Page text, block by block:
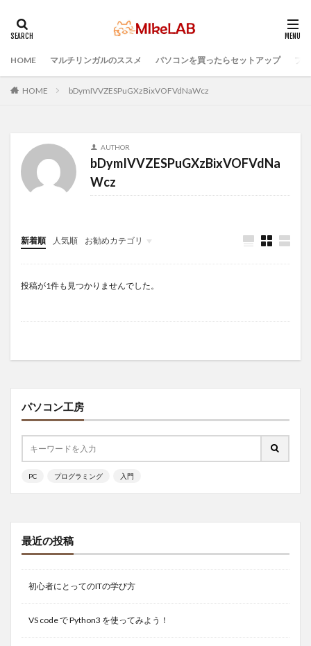
HOME マルチリンガルのススメ パソコンを買ったらセットアップ プ
HOME bDymIVVZESPuGXzBixVOFVdNaWcz
AUTHOR
bDymIVVZESPuGXzBixVOFVdNa
Wcz
新着順 人気順 お勧めカテゴリ
Infomation
投稿が1件も見つかりませんでした。
パソコン工房
PC プログラミング 入門
最近の投稿
初心者にとってのITの学び方
VS code で Python3 を使ってみよう！
タグ
PC選択 ウィルス対策
PC準備
どれがいい
選ぶ
ブラインドタッチ